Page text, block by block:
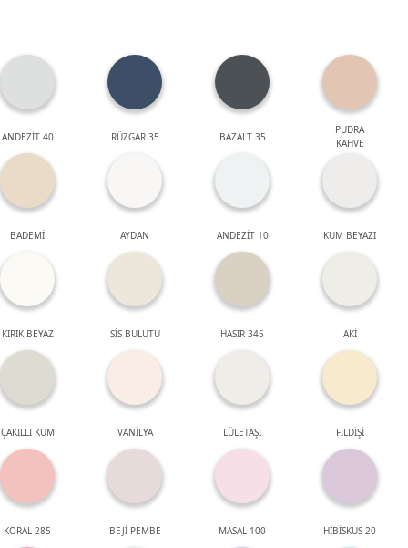
ANDEZİT 40 RÜZGAR 35 BAZALT 35
PUDRA
KAHVE
BADEMİ AYDAN ANDEZİT 10 KUM BEYAZI
KIRIK BEYAZ SİS BULUTU HASIR 345 AKİ
ÇAKILLI KUM VANİLYA LÜLETAŞI FİLDİŞİ
KORAL 285 BEJİ PEMBE MASAL 100 HİBİSKUS 20